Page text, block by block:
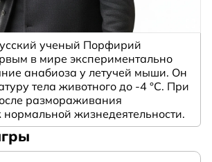
ученый Порфирий
в мире экспериментально
анабиоза у летучей мыши. Он
тела животного до -4 °C. При
размораживания
нормальной жизнедеятельности.